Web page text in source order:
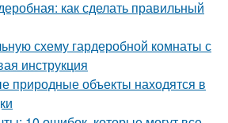
как сделать правильный
схему гардеробной комнаты с
инструкция
природные объекты находятся в